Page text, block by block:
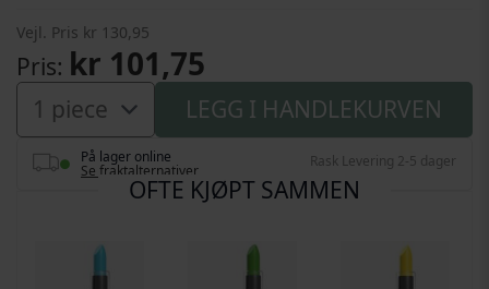
Vejl. Pris kr 130,95
Pris kr 101,75
LEGG I HANDLEKURVEN
På lager online
Se fraktalternativer
Rask Levering 2-5 dager
OFTE KJØPT SAMMEN